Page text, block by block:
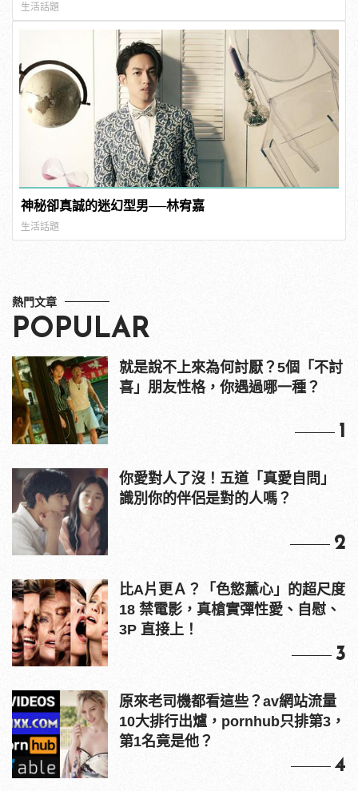
生活話題
神秘卻真誠的迷幻型男──林宥嘉
生活話題
熱門文章
POPULAR
就是說不上來為何討厭？5個「不討
喜」朋友性格，你遇過哪一種？
1
你愛對人了沒！五道「真愛自問」
識別你的伴侶是對的人嗎？
2
比A片更Ａ？「色慾薰心」的超尺度
18 禁電影，真槍實彈性愛、自慰、
3P 直接上！
3
原來老司機都看這些？av網站流量
10大排行出爐，pornhub只排第3，
第1名竟是他？
4